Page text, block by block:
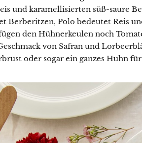
und karamellisierten süß-saure
Berberitzen, Polo bedeutet Reis
den Hühnerkeulen noch
von Safran und
oder sogar ein ganzes Huhn
Lust auf